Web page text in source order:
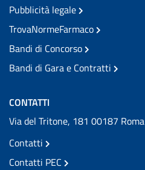
Pubblicità legale
TrovaNormeFarmaco
Bandi di Concorso
Bandi di Gara e Contratti
CONTATTI
Via del Tritone, 181 00187 Roma
Contatti
Contatti PEC